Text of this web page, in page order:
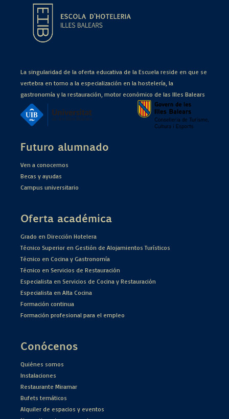
La singularidad de la oferta educativa de la Escuela reside en que se
vertebra en torno a la especialización en la hostelería, la
gastronomía y la restauración, motor económico de las Illes Balears
Futuro alumnado
Ven a conocernos
Becas y ayudas
Campus universitario
Oferta académica
Grado en Dirección Hotelera
Técnico Superior en Gestión de Alojamientos Turísticos
Técnico en Cocina y Gastronomía
Técnico en Servicios de Restauración
Especialista en Servicios de Cocina y Restauración
Especialista en Alta Cocina
Formación continua
Formación profesional para el empleo
Conócenos
Quiénes somos
Instalaciones
Restaurante Miramar
Bufets temáticos
Alquiler de espacios y eventos